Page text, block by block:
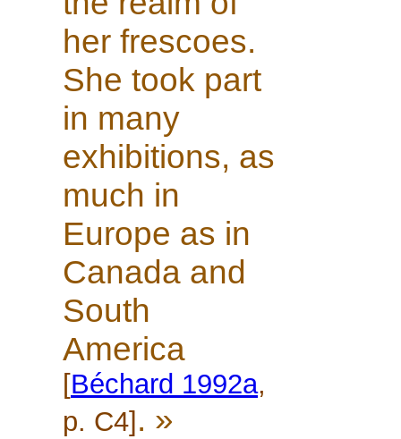
her frescoes.
She took part
in many
exhibitions, as
much in
Europe as in
Canada and
South
America
[Béchard 1992a,
p. C4] . »